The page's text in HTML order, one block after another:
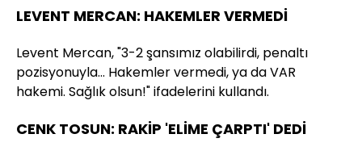
LEVENT MERCAN: HAKEMLER VERMEDİ
Levent Mercan, "3-2 şansımız olabilirdi, penaltı
pozisyonuyla... Hakemler vermedi, ya da VAR
hakemi. Sağlık olsun!" ifadelerini kullandı.
CENK TOSUN: RAKİP 'ELİME ÇARPTI' DEDİ